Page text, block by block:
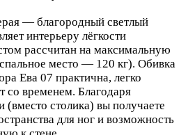
— благородный светлый
интерьеру лёгкости
рассчитан на максимальную
место — 120 кг). Обивка
Ева 07 практична, легко
со временем. Благодаря
(вместо столика) вы получаете
для ног и возможность